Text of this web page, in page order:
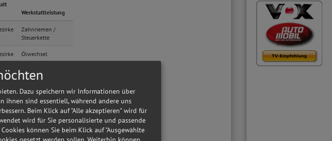
Werkstattleistung
Zahnriemen /
Steuerkette
Ölwechsel
Zahnriemen /
Klima / Heizung /
Kühler
Kupplung
Dazu speichern wir Informationen über
ihnen sind essentiell, während andere uns
Beim Klick auf "Alle akzeptieren" wird für
wird für Sie personalisierte und passende
können Sie beim Klick auf "Ausgewählte